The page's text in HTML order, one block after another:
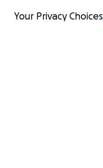
Your Privacy Choices